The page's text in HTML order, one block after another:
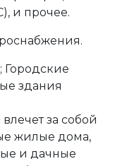
и прочее.
здания
за собой
жилые дома,
и дачные